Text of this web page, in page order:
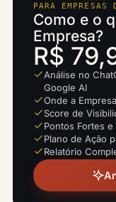
PARA
Como e o
Empresa?
R$
Análise no
Google AI
Onde a
Score de
Pontos Fortes
Plano de Ação
Relatório